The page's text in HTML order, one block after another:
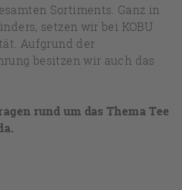
Sortiments. Ganz in
setzen wir bei KOBU
Aufgrund der
besitzen wir auch das
rund um das Thema Tee